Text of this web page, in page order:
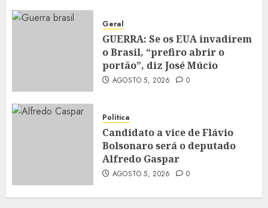
Geral
GUERRA: Se os EUA invadirem
o Brasil, “prefiro abrir o
portão”, diz José Múcio
AGOSTO 5, 2026 0
Política
Candidato a vice de Flávio
Bolsonaro será o deputado
Alfredo Gaspar
AGOSTO 5, 2026 0